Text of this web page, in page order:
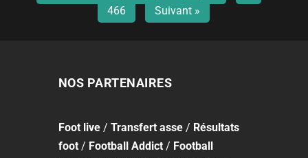
466
Suivant »
NOS PARTENAIRES
Footlive/ Transfert asse/ Résultats
foot/ Football Addict/ Football